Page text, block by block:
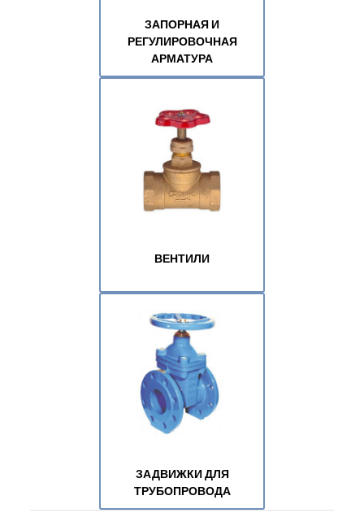
ЗАПОРНАЯ И
РЕГУЛИРОВОЧНАЯ
АРМАТУРА
ВЕНТИЛИ
ЗАДВИЖКИ ДЛЯ
ТРУБОПРОВОДА